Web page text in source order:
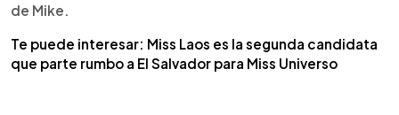
de Mike.
Te puede interesar: Miss Laos es la segunda candidata
que parte rumbo a El Salvador para Miss Universo